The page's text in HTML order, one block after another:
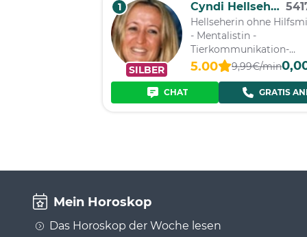
SILBER
1 Cyndi Hellseherin
Hellseherin ohne
- Mentalistin -
Tierkommunikation-
Jenseitskontakte
5.00 9,99€/min
CHAT GRATIS
Mein Horoskop
Das Horoskop der Woche lesen